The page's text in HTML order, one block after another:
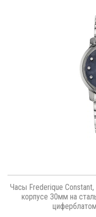
Часы Frederique
корпусе 30мм на